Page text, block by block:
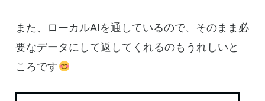
また、ローカルAIを通しているので、そのまま必
要なデータにして返してくれるのもうれしいと
ころです